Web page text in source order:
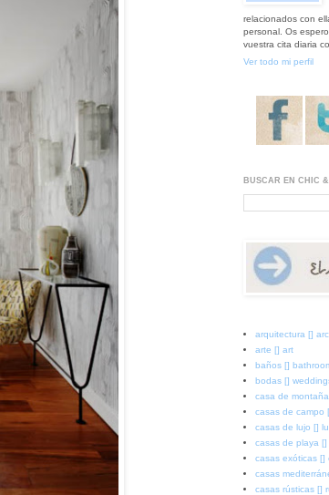
relacionados con
personal. Os
vuestra cita diaria
Ver todo mi perfil
BUSCAR EN CHIC
arquitectura []
arte [] art
baños []
bodas []
casa de
casas de campo
casas de lujo []
casas de playa
casas exóticas []
casas
casas rústicas []